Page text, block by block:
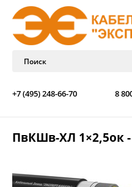
+7 (495) 248-66-70 8
ПвКШв-ХЛ 1×2,5ок -